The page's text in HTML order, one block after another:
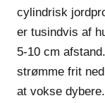
cylindrisk
er tusindvis af
5-10 cm
strømme frit
at vokse dybere.